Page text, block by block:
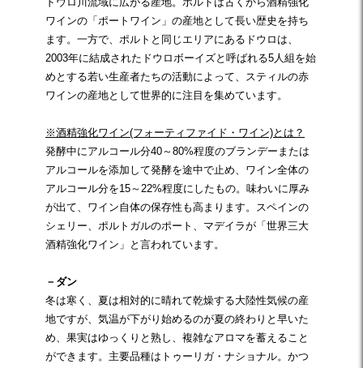
ワインの「ポートワイン」の産地として長い歴史を持ち
ます。一方で、ポルトと同じエリアにあるドウロは、
2003年に結成されたドウロボーイズと呼ばれる5人組を始
めとする若い生産者たちの活動によって、スティルの赤
ワインの産地として世界的に注目を集めています。
※酒精強化ワイン(フォーティファイド・ワイン)とは？
発酵中にアルコール分40～80%程度のブランデーまたは
アルコールを添加して発酵を途中で止め、ワイン全体の
アルコール分を15～22%程度にしたもの。味わいに厚み
が出て、ワイン自体の保存性も高まります。スペインの
シェリー、ポルトガルのポート、マデイラが「世界三大
酒精強化ワイン」と言われています。
－ダン
冬は寒く、夏は相対的に晴れて乾燥する大陸性気候の産
地ですが、気温が下がり始めるのが夏の終わりと早いた
め、果実はゆっくりと熟し、複雑なアロマを蓄えること
ができます。主要品種はトゥーリガ・ナショナル。かつ